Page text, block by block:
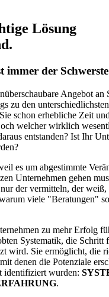
Lösung
immer der
Angebot an
zu den
schon erhebliche Zeit
welcher wirklich
entstanden? Ist Ihr
es um abgestimmte
Unternehmen gehen
der vermitteln, der weiß,
viele "Beratungen"
zu mehr Erfolg
Systematik, die Schritt
wird. Sie ermöglicht, die
denen die Potenziale
identifiziert wurden:
.